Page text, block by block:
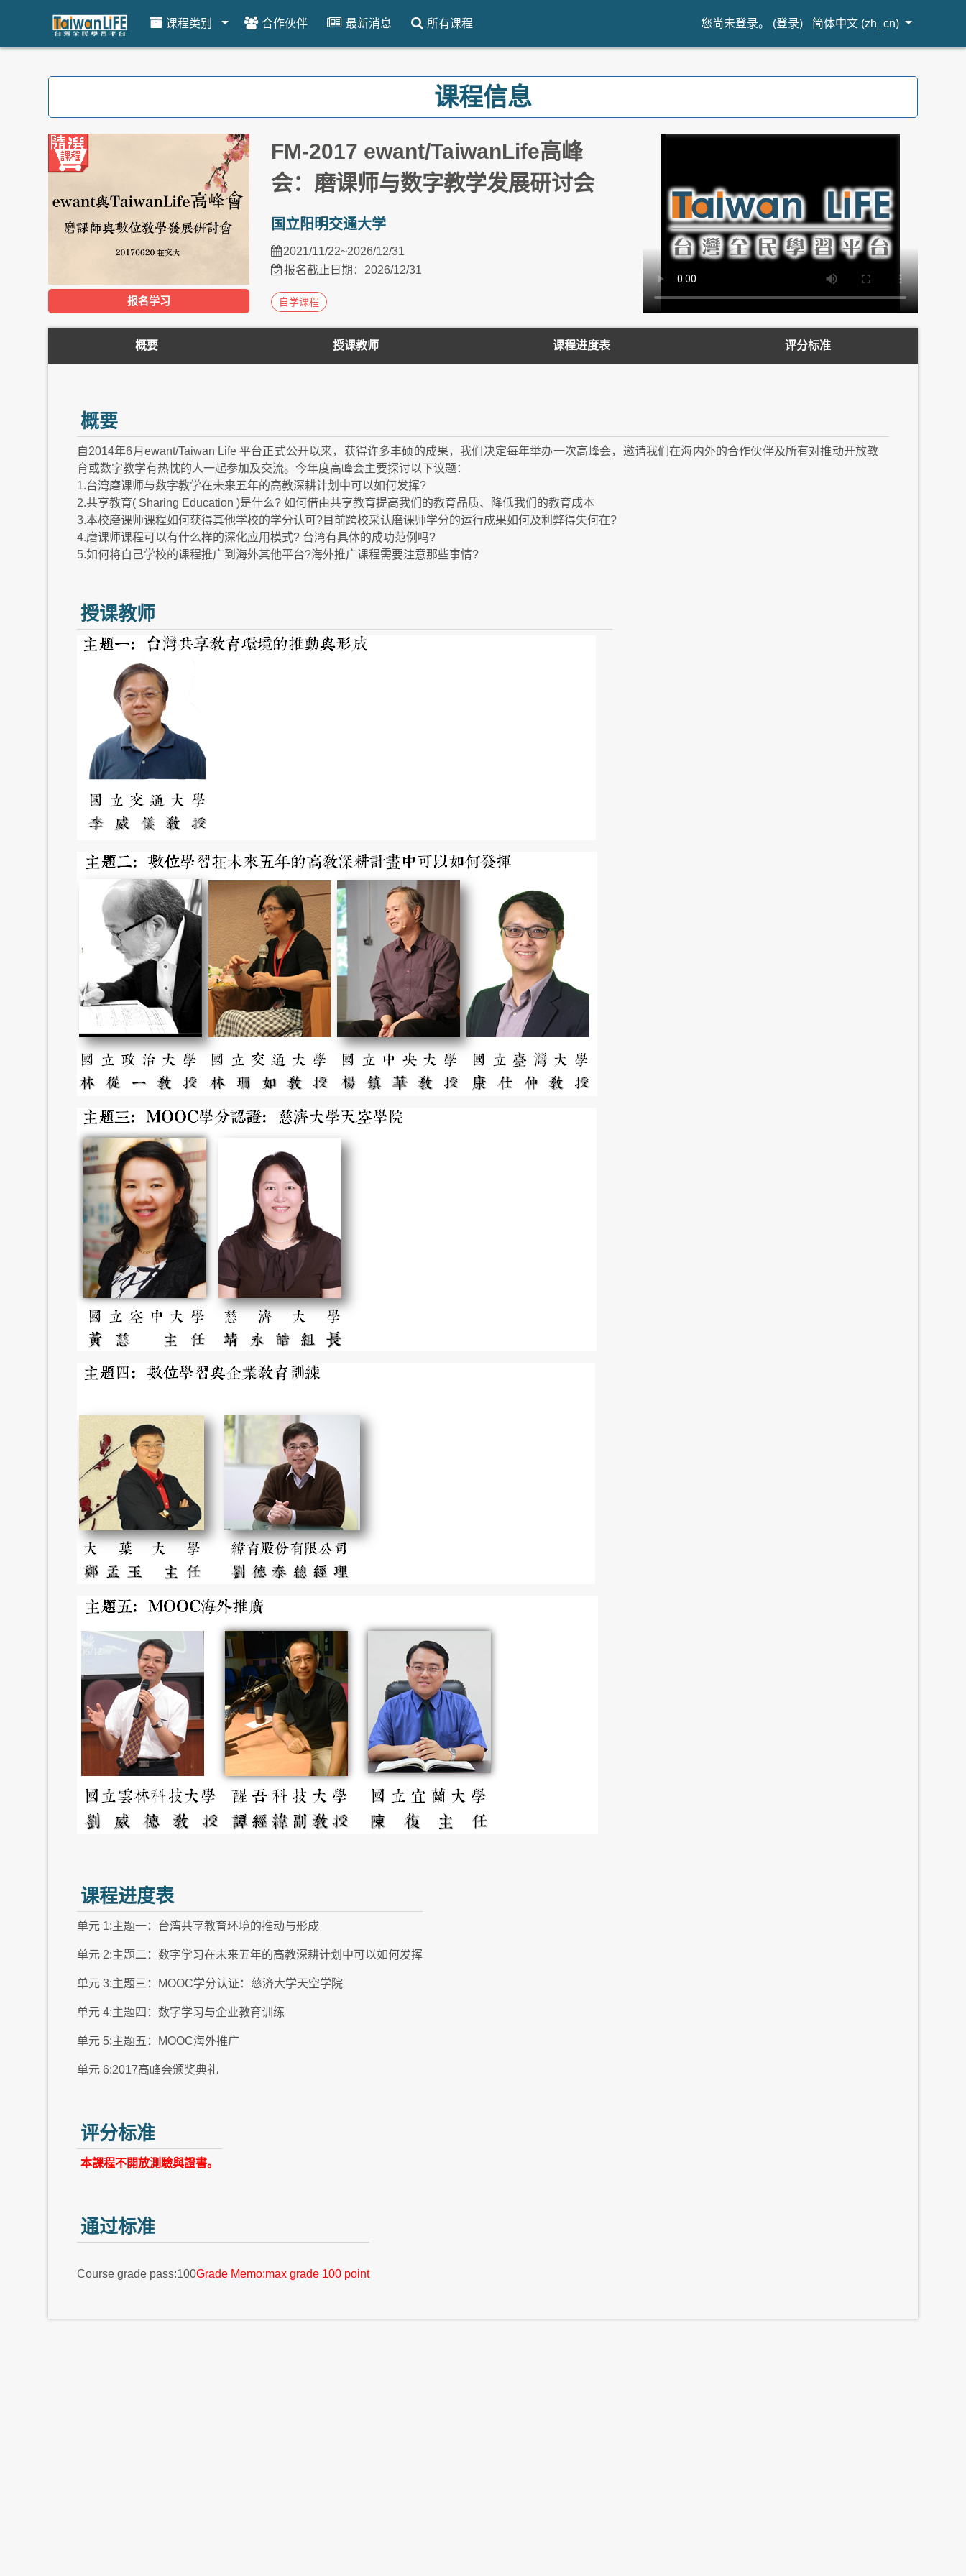
课程类别 合作伙伴 最新消息 所有课程 您尚未登录。 (登录) 简体中文 ‎(zh_cn)‎
课程信息
报名学习
FM-2017 ewant/TaiwanLife高峰
会：磨课师与数字教学发展研讨会
国立阳明交通大学
2021/11/22~2026/12/31
报名截止日期：2026/12/31
自学课程
概要 授课教师 课程进度表 评分标准
概要
自2014年6月ewant/Taiwan Life 平台正式公开以来，获得许多丰硕的成果，我们决定每年举办一次高峰会，邀请我们在海内外的合作伙伴及所有对推动开放教
育或数字教学有热忱的人一起参加及交流。今年度高峰会主要探讨以下议题：
1.台湾磨课师与数字教学在未来五年的高教深耕计划中可以如何发挥?
2.共享教育( Sharing Education )是什么? 如何借由共享教育提高我们的教育品质、降低我们的教育成本
3.本校磨课师课程如何获得其他学校的学分认可?目前跨校采认磨课师学分的运行成果如何及利弊得失何在?
4.磨课师课程可以有什么样的深化应用模式? 台湾有具体的成功范例吗?
5.如何将自己学校的课程推广到海外其他平台?海外推广课程需要注意那些事情?
授课教师
课程进度表
单元 1:主题一：台湾共享教育环境的推动与形成
单元 2:主题二：数字学习在未来五年的高教深耕计划中可以如何发挥
单元 3:主题三：MOOC学分认证：慈济大学天空学院
单元 4:主题四：数字学习与企业教育训练
单元 5:主题五：MOOC海外推广
单元 6:2017高峰会颁奖典礼
评分标准
本課程不開放測驗與證書。
通过标准
Course grade pass:100Grade Memo:max grade 100 point